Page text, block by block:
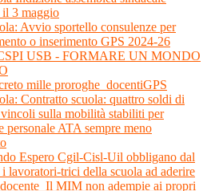
il 3 maggio
Avvio sportello consulenze per
o inserimento GPS 2024-26
USB - FORMARE UN MONDO
mille proroghe_docentiGPS
Contratto scuola: quattro soldi di
sulla mobilità stabiliti per
personale ATA sempre meno
Espero Cgil-Cisl-Uil obbligano dal
lavoratori-trici della scuola ad aderire
MIM non adempie ai propri